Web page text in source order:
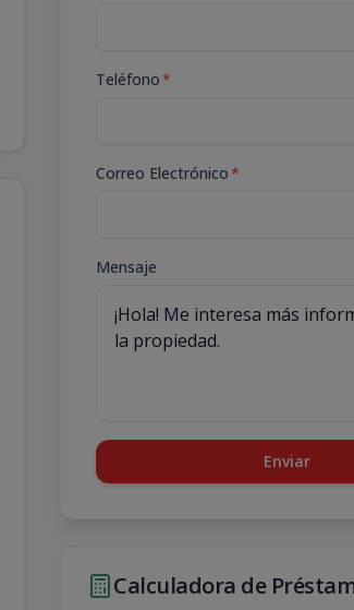
Teléfono*
Correo Electrónico*
Mensaje
Enviar
Calculadora de